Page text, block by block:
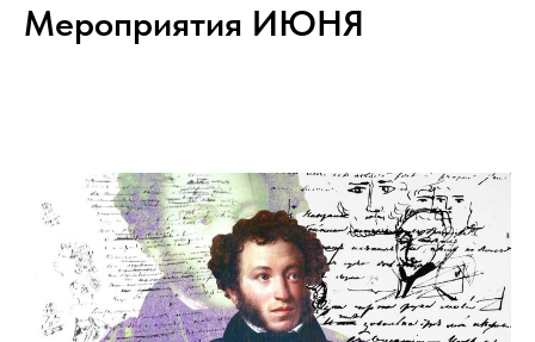
Мероприятия ИЮНЯ